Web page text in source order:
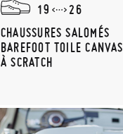
19
26
CHAUSSURES SALOMÉS
BAREFOOT TOILE CANVAS
À SCRATCH